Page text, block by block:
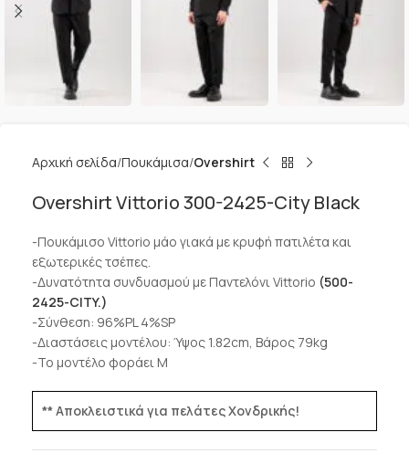
Αρχική σελίδα Πουκάμισα Overshirt
Overshirt Vittorio 300-2425-City Black
-Πουκάμισο Vittorio μάο γιακά με κρυφή πατιλέτα και
εξωτερικές τσέπες.
-Δυνατότητα συνδυασμού με Παντελόνι Vittorio (500-
2425-CITY.)
-Σύνθεση: 96%PL 4%SP
-Διαστάσεις μοντέλου: Ύψος 1.82cm, Βάρος 79kg
-Το μοντέλο φοράει M
** Αποκλειστικά για πελάτες Χονδρικής!